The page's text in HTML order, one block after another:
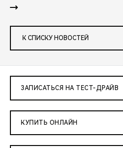
К СПИСКУ НОВОСТЕЙ
ЗАПИСАТЬСЯ НА ТЕСТ-ДРАЙВ
КУПИТЬ ОНЛАЙН